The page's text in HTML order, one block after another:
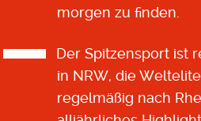
morgen zu finden.
Der Spitzensport ist
in NRW, die
regelmäßig nach